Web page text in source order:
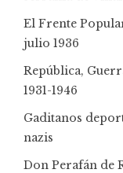
El Frente
julio 1936
República,
1931-1946
Gaditanos
nazis
Don Perafán de